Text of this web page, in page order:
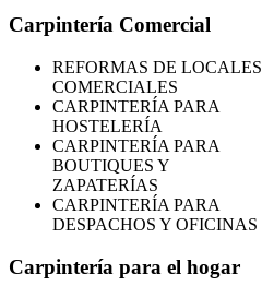
Carpintería Comercial
REFORMAS DE LOCALES
COMERCIALES
CARPINTERÍA PARA
HOSTELERÍA
CARPINTERÍA PARA
BOUTIQUES Y
ZAPATERÍAS
CARPINTERÍA PARA
DESPACHOS Y OFICINAS
Carpintería para el hogar